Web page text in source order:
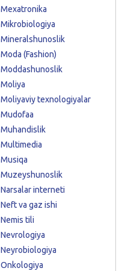
Mexatronika
Mikrobiologiya
Mineralshunoslik
Moda (Fashion)
Moddashunoslik
Moliya
Moliyaviy texnologiyalar
Mudofaa
Muhandislik
Multimedia
Musiqa
Muzeyshunoslik
Narsalar interneti
Neft va gaz ishi
Nemis tili
Nevrologiya
Neyrobiologiya
Onkologiya